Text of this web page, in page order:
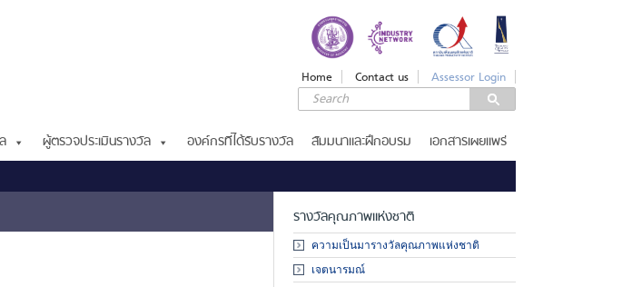
Home Contact us Assessor Login
ผู้ตรวจประเมินรางวัล องค์กรที่ได้รับรางวัล สัมมนาและฝึกอบรม เอกสารเผยแพร่
รางวัลคุณภาพแห่งชาติ
ความเป็นมารางวัลคุณภาพแห่งชาติ
เจตนารมณ์
LOGIN
Login
Username
Password